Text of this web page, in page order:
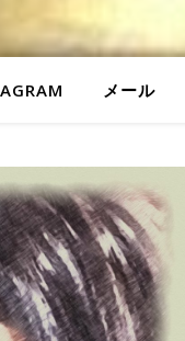
メール